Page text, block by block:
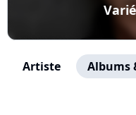
Artiste Albums